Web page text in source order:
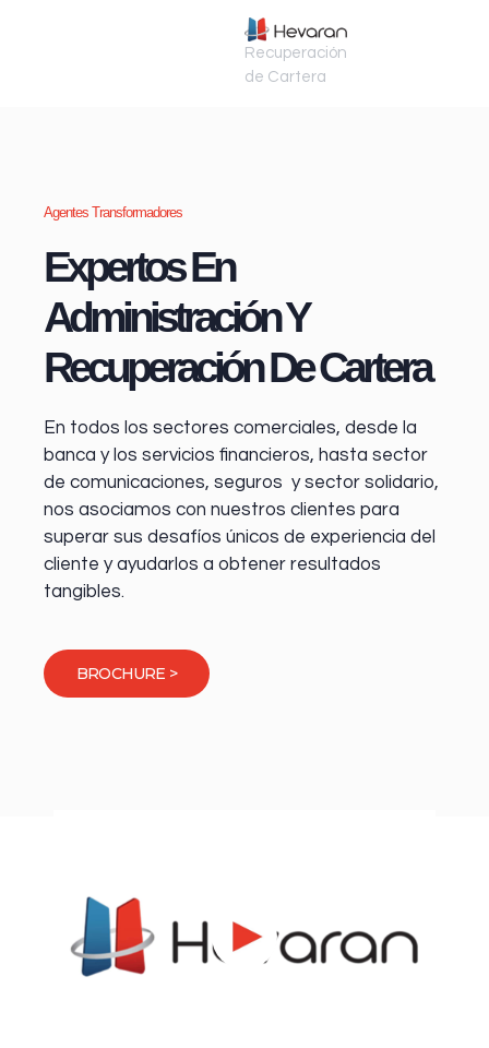
Recuperación
de Cartera
Agentes Transformadores
Expertos En
Administración Y
Recuperación De Cartera
En todos los sectores comerciales, desde la
banca y los servicios financieros, hasta sector
de comunicaciones, seguros y sector solidario,
nos asociamos con nuestros clientes para
superar sus desafíos únicos de experiencia del
cliente y ayudarlos a obtener resultados
tangibles.
BROCHURE >